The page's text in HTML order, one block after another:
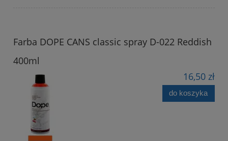
Farba DOPE CANS classic spray D-022 Reddish
400ml
16,50 zł
do koszyka